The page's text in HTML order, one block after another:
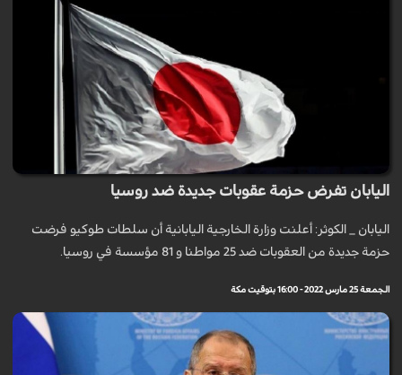
اليابان تفرض حزمة عقوبات جديدة ضد روسيا
اليابان _ الكوثر: أعلنت وزارة الخارجية اليابانية أن سلطات طوكيو فرضت
حزمة جديدة من العقوبات ضد 25 مواطنا و 81 مؤسسة في روسيا.
الجمعة 25 مارس 2022 - 16:00 بتوقيت مكة